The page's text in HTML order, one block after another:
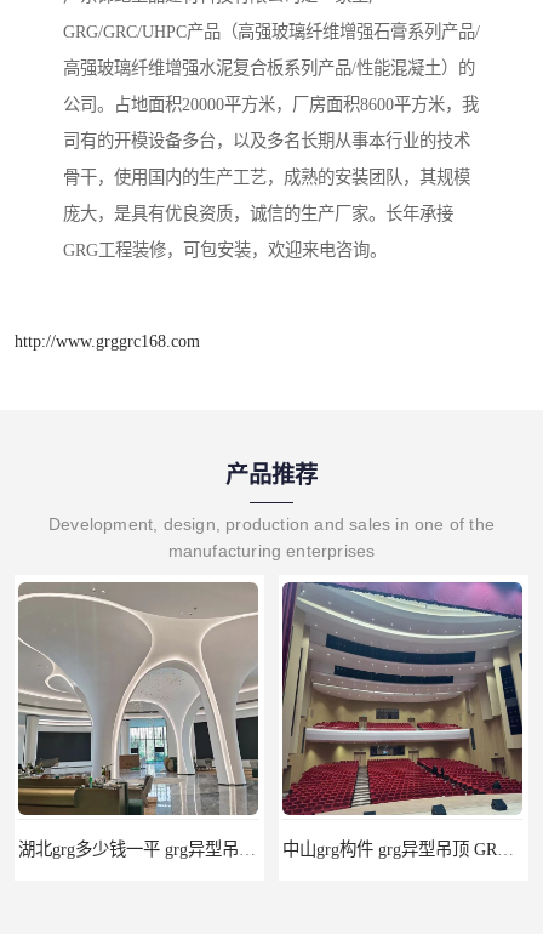
GRG/GRC/UHPC产品（高强玻璃纤维增强石膏系列产品/
高强玻璃纤维增强水泥复合板系列产品/性能混凝土）的
公司。占地面积20000平方米，厂房面积8600平方米，我
司有的开模设备多台，以及多名长期从事本行业的技术
骨干，使用国内的生产工艺，成熟的安装团队，其规模
庞大，是具有优良资质，诚信的生产厂家。长年承接
GRG工程装修，可包安装，欢迎来电咨询。
http://www.grggrc168.com
产品推荐
Development, design, production and sales in one of the
manufacturing enterprises
湖北grg多少钱一平 grg异型吊顶 上百个大型工程经验 中山grg构件 grg异型吊顶 GRG供货商